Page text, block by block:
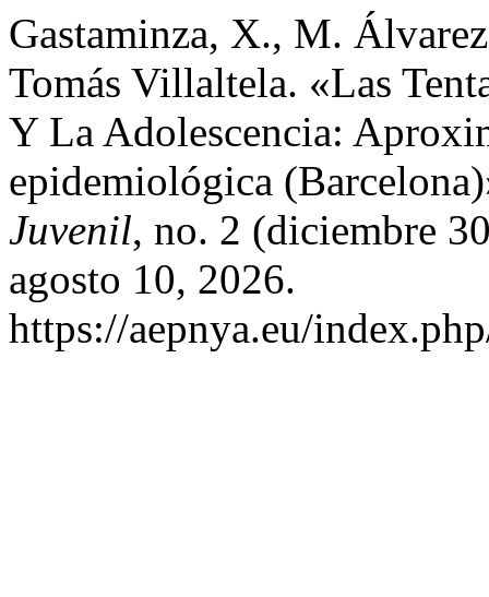
Gastaminza, X., M.
Tomás Villaltela. «Las
Y La Adolescencia:
epidemiológica
Juvenil, no. 2 (diciembre
agosto 10, 2026.
https://aepnya.eu/